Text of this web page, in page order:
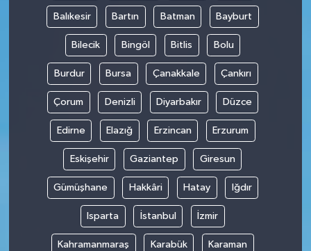
Balıkesir Bartın Batman Bayburt
Bilecik Bingöl Bitlis Bolu
Burdur Bursa Çanakkale Çankırı
Çorum Denizli Diyarbakır Düzce
Edirne Elazığ Erzincan Erzurum
Eskişehir Gaziantep Giresun
Gümüşhane Hakkâri Hatay Iğdır
Isparta İstanbul İzmir
Kahramanmaraş Karabük Karaman